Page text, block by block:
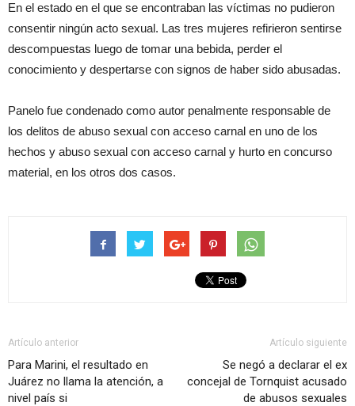
En el estado en el que se encontraban las víctimas no pudieron
consentir ningún acto sexual. Las tres mujeres refirieron sentirse
descompuestas luego de tomar una bebida, perder el
conocimiento y despertarse con signos de haber sido abusadas.
Panelo fue condenado como autor penalmente responsable de
los delitos de abuso sexual con acceso carnal en uno de los
hechos y abuso sexual con acceso carnal y hurto en concurso
material, en los otros dos casos.
Artículo anterior
Para Marini, el resultado en
Juárez no llama la atención, a
nivel país si
Artículo siguiente
Se negó a declarar el ex
concejal de Tornquist acusado
de abusos sexuales